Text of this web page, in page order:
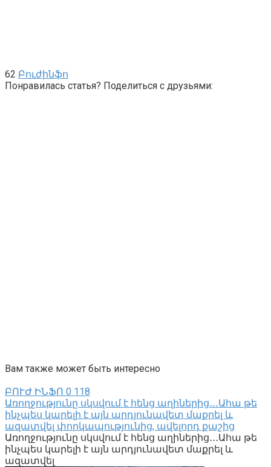
62 Բուժինֆո
Понравилась статья? Поделиться с друзьями:
Вам также может быть интересно
ԲՈՒԺ ԻՆՖՈ 0 118
Առողջությունը սկսվում է հենց աղիներից․․․Ահա թե
ինչպես կարելի է այն արդյունավետ մաքրել և
ազատվել փորկապությունից, ավելորդ քաշից
Առողջությունը սկսվում է հենց աղիներից․․․Ահա թե
ինչպես կարելի է այն արդյունավետ մաքրել և
ազատվել